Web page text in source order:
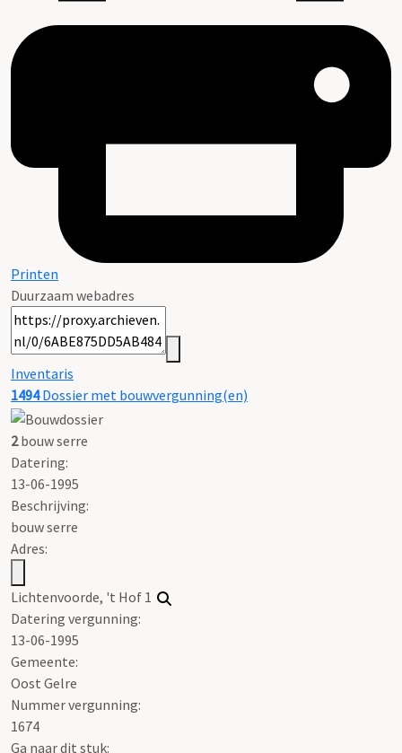
Printen
Duurzaam webadres
Inventaris
1494Dossier met bouwvergunning(en)
2bouw serre
Datering:
13-06-1995
Beschrijving:
bouw serre
Adres:
Lichtenvoorde, 't Hof 1
Datering vergunning:
13-06-1995
Gemeente:
Oost Gelre
Nummer vergunning:
1674
Ga naar dit stuk: